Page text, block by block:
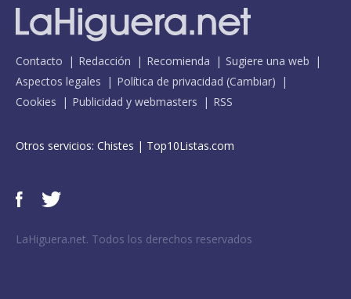
Contacto Redacción Recomienda
Sugiere una web
Aspectos legales
Política de privacidad (Cambiar)
Cookies
Publicidad y webmasters RSS
Otros servicios: Chistes | Top10Listas.com
LaHiguera.net. Todos los derechos reservados